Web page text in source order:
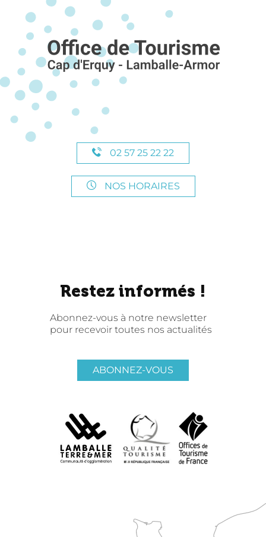
02 57 25 22 22
NOS HORAIRES
Restez informés !
Abonnez-vous à notre newsletter
pour recevoir toutes nos actualités
ABONNEZ-VOUS